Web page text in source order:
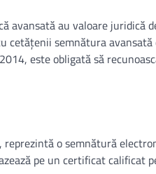
avansată au valoare juridică
cetățenii semnătura
este obligată să
o semnătură
pe un certificat calificat